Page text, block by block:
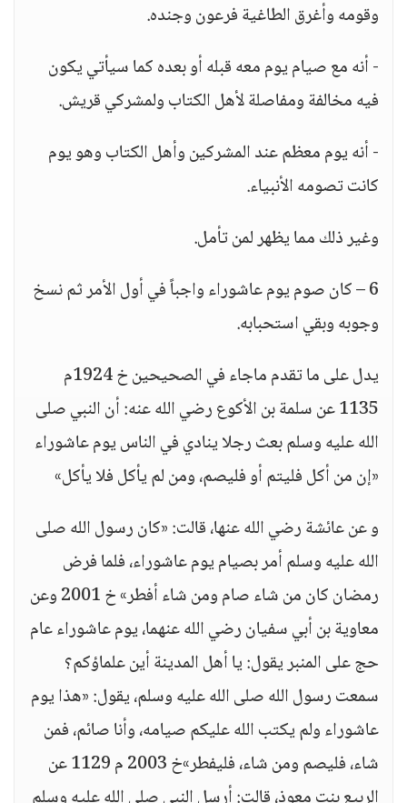
وقومه وأغرق الطاغية فرعون وجنده.
- أنه مع صيام يوم معه قبله أو بعده كما سيأتي يكون
فيه مخالفة ومفاصلة لأهل الكتاب ولمشركي قريش.
- أنه يوم معظم عند المشركين وأهل الكتاب وهو يوم
كانت تصومه الأنبياء.
وغير ذلك مما يظهر لمن تأمل.
6 – كان صوم يوم عاشوراء واجباً في أول الأمر ثم نسخ
وجوبه وبقي استحبابه.
يدل على ما تقدم ماجاء في الصحيحين خ 1924م
1135 عن سلمة بن الأكوع رضي الله عنه: أن النبي صلى
الله عليه وسلم بعث رجلا ينادي في الناس يوم عاشوراء
«إن من أكل فليتم أو فليصم، ومن لم يأكل فلا يأكل»
و عن عائشة رضي الله عنها، قالت: «كان رسول الله صلى
الله عليه وسلم أمر بصيام يوم عاشوراء، فلما فرض
رمضان كان من شاء صام ومن شاء أفطر» خ 2001 وعن
معاوية بن أبي سفيان رضي الله عنهما، يوم عاشوراء عام
حج على المنبر يقول: يا أهل المدينة أين علماؤكم؟
سمعت رسول الله صلى الله عليه وسلم، يقول: «هذا يوم
عاشوراء ولم يكتب الله عليكم صيامه، وأنا صائم، فمن
شاء، فليصم ومن شاء، فليفطر»خ 2003 م 1129 عن